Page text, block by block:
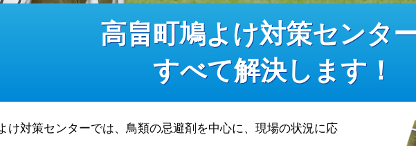
高畠町鳩よけ対策センタ
すべて解決します！
け対策センターでは、鳥類の忌避剤を中心に、現場の状況に応